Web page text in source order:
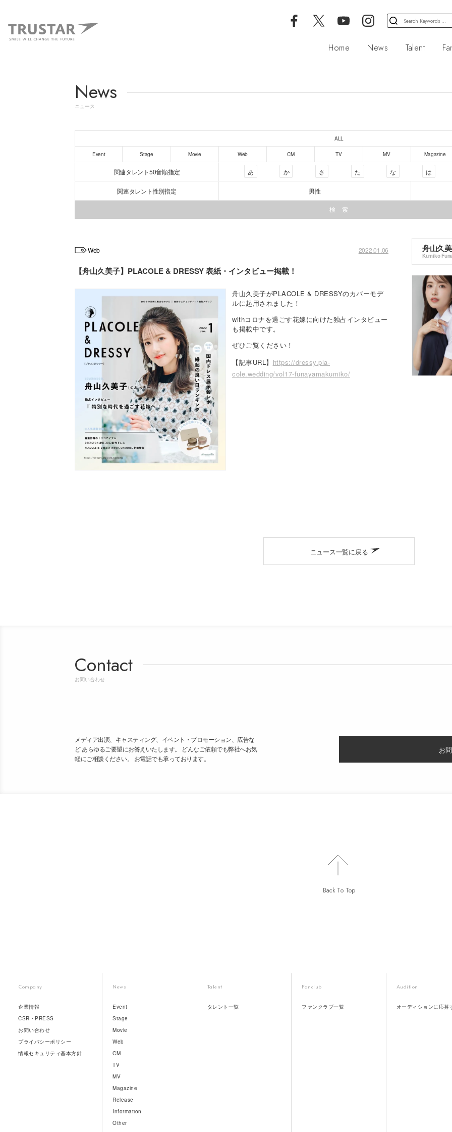
検
索
象:
Home News Talent
News
ニュース
ALL
Event Stage Movie Web CM TV MV Magazine
関連タレント50音順指定 あ か さ た な は
関連タレント性別指定 男性
Web 2022.01.06
【舟山久美子】PLACOLE & DRESSY 表紙・インタビュー掲載！
舟山久美子がPLACOLE & DRESSYのカバーモデ
ルに起用されました！
withコロナを過ごす花嫁に向けた独占インタビュー
も掲載中です。
ぜひご覧ください！
【記事URL】 https://dressy.pla-
cole.wedding/vol17-funayamakumiko/
舟山久
Kumiko
ニュース一覧に戻る
Contact
お問い合わせ
メディア出演、キャスティング、イベント・プロモーション、広告な
ど あらゆるご要望にお答えいたします。 どんなご依頼でも弊社へお気
軽にご相談ください。 お電話でも承っております。
お
Back To Top
Company
企業情報
CSR・PRESS
お問い合わせ
プライバシーポリシー
情報セキュリティ基本方針
News
Event
Stage
Movie
Web
CM
TV
MV
Magazine
Release
Information
Other
Talent
タレント一覧
Fanclub
ファンクラブ一覧
Audition
オーディションに応募